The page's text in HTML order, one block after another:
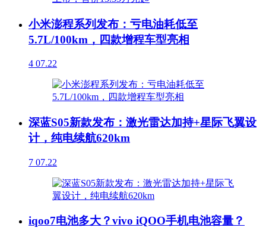
小米澎程系列发布：亏电油耗低至
5.7L/100km，四款增程车型亮相
4 07.22
深蓝S05新款发布：激光雷达加持+星际飞翼设
计，纯电续航620km
7 07.22
iqoo7电池多大？vivo iQOO手机电池容量？